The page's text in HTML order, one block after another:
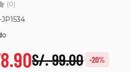
(0)
S/. 99.00 -20%